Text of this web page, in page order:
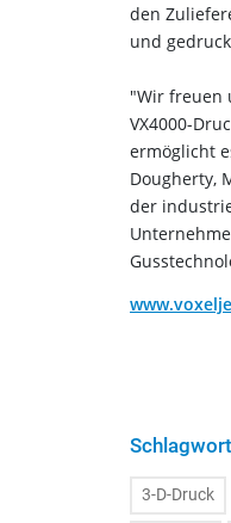
den
und
"Wir freuen
VX4000-
ermöglicht
Dougherty,
der
3-D-Druck